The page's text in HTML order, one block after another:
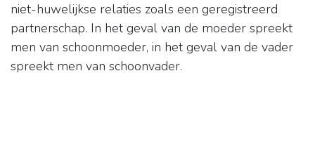
niet-huwelijkse relaties zoals een geregistreerd
partnerschap. In het geval van de moeder spreekt
men van schoonmoeder, in het geval van de vader
spreekt men van schoonvader.